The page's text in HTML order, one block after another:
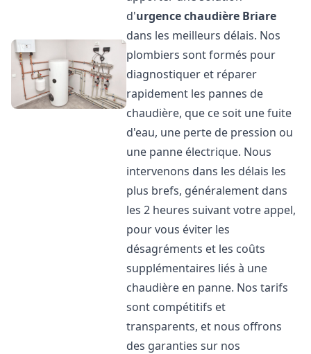
d'urgence chaudière Briare
dans les meilleurs délais. Nos
plombiers sont formés pour
diagnostiquer et réparer
rapidement les pannes de
chaudière, que ce soit une fuite
d'eau, une perte de pression ou
une panne électrique. Nous
intervenons dans les délais les
plus brefs, généralement dans
les 2 heures suivant votre appel,
pour vous éviter les
désagréments et les coûts
supplémentaires liés à une
chaudière en panne. Nos tarifs
sont compétitifs et
transparents, et nous offrons
des garanties sur nos